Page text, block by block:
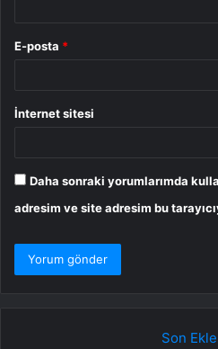
E-posta *
İnternet sitesi
Daha sonraki yorumlarımda
adresim ve site adresim bu
Son